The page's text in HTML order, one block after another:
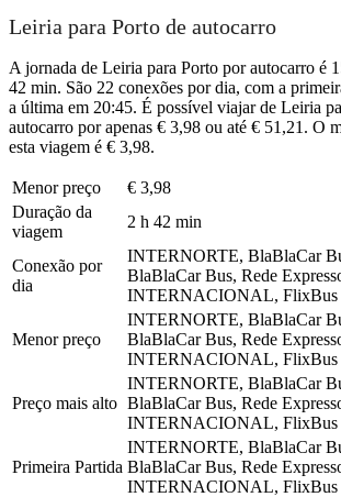
Leiria para Porto de autocarro
A jornada de Leiria para Porto por autocarro é
42 min. São 22 conexões por dia, com a
a última em 20:45. É possível viajar de Leiria
autocarro por apenas € 3,98 ou até € 51,21. O
esta viagem é € 3,98.
Menor preço
€ 3,98
Duração da
viagem
2 h 42 min
Conexão por
dia
INTERNORTE, BlaBlaCar
BlaBlaCar Bus, Rede
INTERNACIONAL, FlixBus
Menor preço
INTERNORTE, BlaBlaCar
BlaBlaCar Bus, Rede
INTERNACIONAL, FlixBus
Preço mais alto
INTERNORTE, BlaBlaCar
BlaBlaCar Bus, Rede
INTERNACIONAL, FlixBus
Primeira Partida
INTERNORTE, BlaBlaCar
BlaBlaCar Bus, Rede
INTERNACIONAL, FlixBus